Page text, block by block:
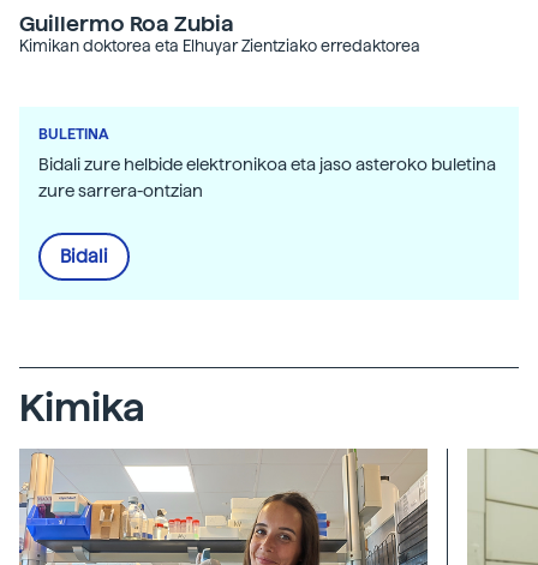
Guillermo Roa Zubia
Kimikan doktorea eta Elhuyar Zientziako erredaktorea
BULETINA
Bidali zure helbide elektronikoa eta jaso asteroko buletina
zure sarrera-ontzian
Bidali
Kimika